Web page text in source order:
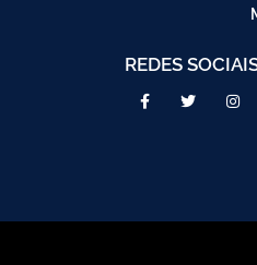
REDES